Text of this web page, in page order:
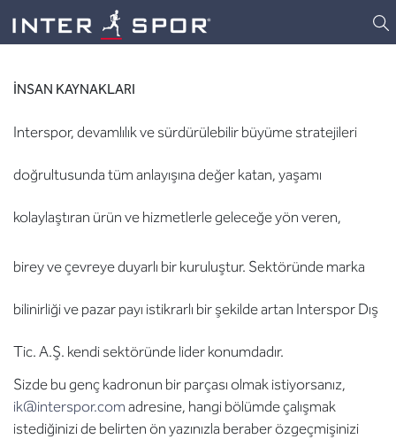
İNSAN KAYNAKLARI
Interspor, devamlılık ve sürdürülebilir büyüme stratejileri
doğrultusunda tüm anlayışına değer katan, yaşamı
kolaylaştıran ürün ve hizmetlerle geleceğe yön veren,
birey ve çevreye duyarlı bir kuruluştur. Sektöründe marka
bilinirliği ve pazar payı istikrarlı bir şekilde artan Interspor Dış
Tic. A.Ş. kendi sektöründe lider konumdadır.
Sizde bu genç kadronun bir parçası olmak istiyorsanız,
ik@interspor.comadresine, hangi bölümde çalışmak
istediğinizi de belirten ön yazınızla beraber özgeçmişinizi